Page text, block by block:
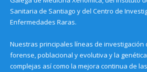
Sanitaria de Santiago y del Centro de
Enfermedades Raras.
Nuestras principales líneas de investigación
forense, poblacional y evolutiva y la
complejas así como la mejora continua de